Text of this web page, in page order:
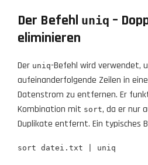
Der Befehl uniq –
eliminieren
Der uniq-Befehl wird verwendet,
aufeinanderfolgende Zeilen in
Datenstrom zu entfernen. Er
Kombination mit sort, da er nur
Duplikate entfernt. Ein typisches
sort datei.txt | uniq